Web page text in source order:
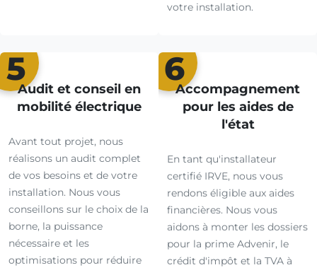
votre installation.
5
Audit et conseil en
mobilité électrique
Avant tout projet, nous
réalisons un audit complet
de vos besoins et de votre
installation. Nous vous
conseillons sur le choix de la
borne, la puissance
nécessaire et les
optimisations pour réduire
6
Accompagnement
pour les aides de
l'état
En tant qu'installateur
certifié IRVE, nous vous
rendons éligible aux aides
financières. Nous vous
aidons à monter les dossiers
pour la prime Advenir, le
crédit d'impôt et la TVA à